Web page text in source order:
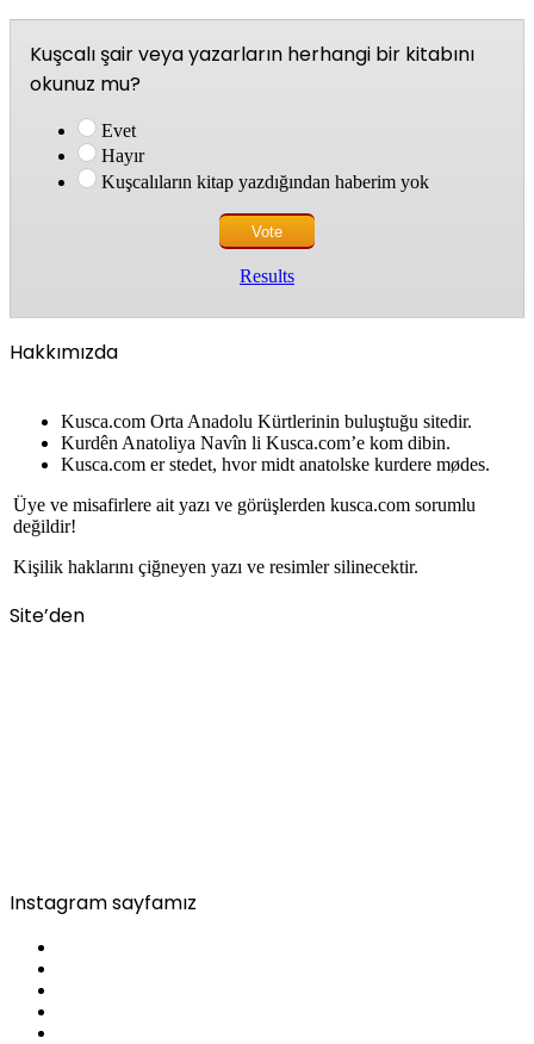
Kuşcalı şair veya yazarların herhangi bir kitabını
okunuz mu?
Evet
Hayır
Kuşcalıların kitap yazdığından haberim yok
Results
Hakkımızda
Kusca.com Orta Anadolu Kürtlerinin buluştuğu sitedir.
Kurdên Anatoliya Navîn li Kusca.com’e kom dibin.
Kusca.com er stedet, hvor midt anatolske kurdere mødes.
Üye ve misafirlere ait yazı ve görüşlerden kusca.com sorumlu
değildir!
Kişilik haklarını çiğneyen yazı ve resimler silinecektir.
Site’den
Instagram sayfamız